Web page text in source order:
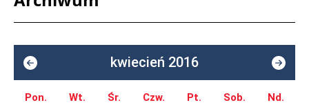
kwiecień 2016
Pon. Wt. Śr. Czw. Pt. Sob. Nd.